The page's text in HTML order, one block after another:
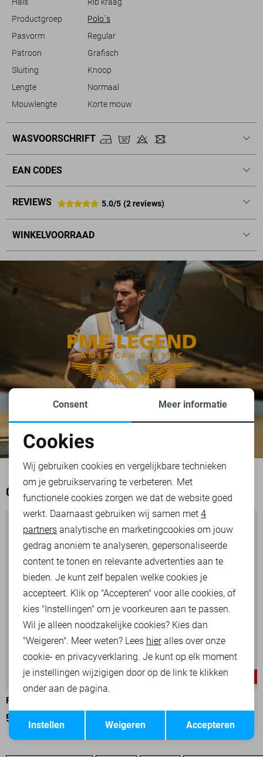
Productgroep
Polo`s
Pasvorm
Regular
Patroon
Grafisch
Sluiting
Knoop
Lengte
Normaal
Mouwlengte
Korte mouw
WASVOORSCHRIFT
EAN CODES
REVIEWS 5.0/5 (2 reviews)
WINKELVOORRAAD
OOK HET BEKIJKEN WAARD
-25%
PME LEGEND POLO
52,50 69,99
Noodzakelijke cookies
Personalisatie cookies
Analytische cookies
Marketing cookies
Opslaan
Consent Meer informatie
Cookies
Wij gebruiken cookies en vergelijkbare technieken
om je gebruikservaring te verbeteren. Met
functionele cookies zorgen we dat de website goed
werkt. Daarnaast gebruiken wij samen met 4
partners analytische en marketingcookies om jouw
gedrag anoniem te analyseren, gepersonaliseerde
content te tonen en relevante advertenties aan te
bieden. Je kunt zelf bepalen welke cookies je
accepteert. Klik op "Accepteren" voor alle cookies, of
kies "Instellingen" om je voorkeuren aan te passen.
Wil je alleen noodzakelijke cookies? Kies dan
"Weigeren". Meer weten? Lees hieralles over onze
cookie- en privacyverklaring. Je kunt op elk moment
je instellingen wijzigigen door op de link te klikken
onder aan de pagina.
Accepteren
Weigeren
Instellen